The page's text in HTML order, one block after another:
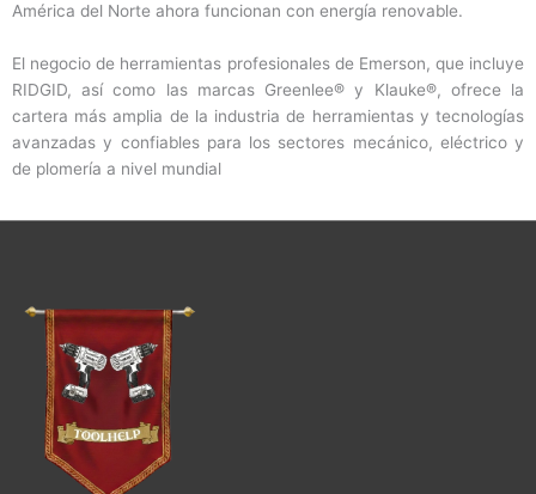
América del Norte ahora funcionan con energía renovable.
El negocio de herramientas profesionales de Emerson, que incluye
RIDGID, así como las marcas Greenlee® y Klauke®, ofrece la
cartera más amplia de la industria de herramientas y tecnologías
avanzadas y confiables para los sectores mecánico, eléctrico y
de plomería a nivel mundial